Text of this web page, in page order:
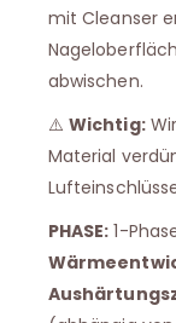
mit Cleanser
abwischen.
⚠️Wichtig:
Material
PHASE: 1-